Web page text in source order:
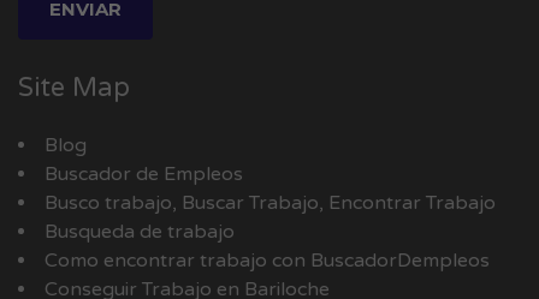
Site Map
Blog
Buscador de Empleos
Busco trabajo, Buscar Trabajo, Encontrar Trabajo
Busqueda de trabajo
Como encontrar trabajo con BuscadorDempleos
Conseguir Trabajo en Bariloche